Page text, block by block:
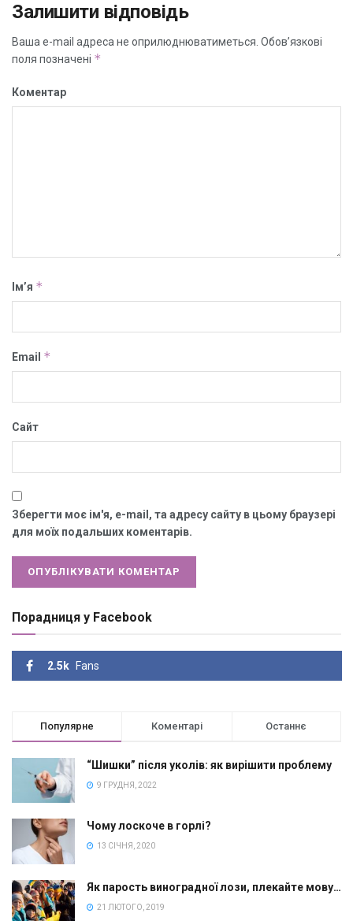
Залишити відповідь
Ваша e-mail адреса не оприлюднюватиметься. Обов’язкові
поля позначені *
Коментар
Ім’я *
Email *
Сайт
Зберегти моє ім'я, e-mail, та адресу сайту в цьому браузері
для моїх подальших коментарів.
Порадниця у Facebook
2.5k Fans
Популярне Коментарі Останнє
“Шишки” після уколів: як вирішити проблему
9 ГРУДНЯ, 2022
Чому лоскоче в горлі?
13 СІЧНЯ, 2020
Як парость виноградної лози, плекайте мову…
21 ЛЮТОГО, 2019